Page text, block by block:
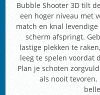
Bubble Shooter 3D tilt
een hoger niveau met
match en knal
scherm afspringt.
lastige plekken te
leeg te spelen voordat
Plan je schoten
als nooit tevoren.